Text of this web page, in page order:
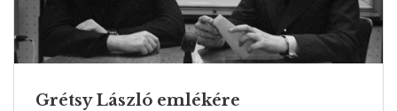
Grétsy László emlékére